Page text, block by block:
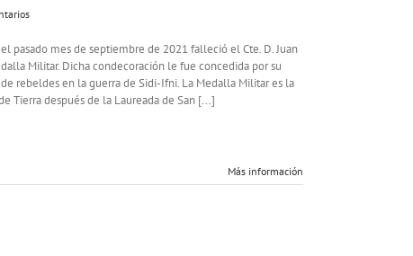
pasado mes de septiembre de 2021 falleció el Cte. D. Juan
Militar. Dicha condecoración le fue concedida por su
rebeldes en la guerra de Sidi-Ifni. La Medalla Militar es la
Tierra después de la Laureada de San [...]
Más información